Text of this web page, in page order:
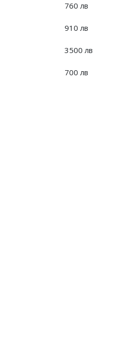
760 лв
910 лв
3500 лв
700 лв